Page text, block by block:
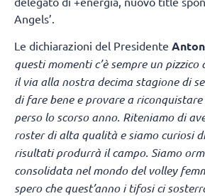
Angels’.
Le dichiarazioni del Presidente
questi momenti c’è sempre un pizzico
il via alla nostra decima stagione di
di fare bene e provare a
perso lo scorso anno. Riteniamo di
roster di alta qualità e siamo curiosi
risultati produrrà il campo. Siamo
consolidata nel mondo del volley
spero che quest’anno i tifosi ci